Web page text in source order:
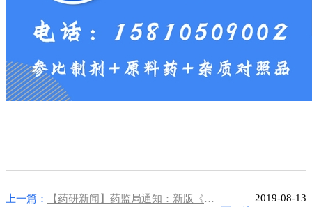
上一篇： 【药研新闻】药监局通知：新版《药品生产许可证》9月1日起启用
2019-08-13